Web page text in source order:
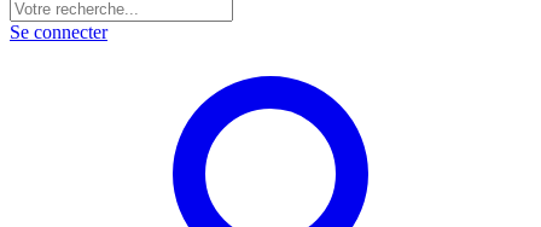
Se connecter